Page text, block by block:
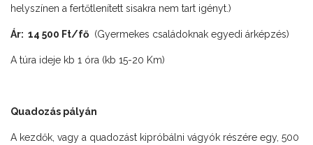
helyszínen a fertőtlenített sisakra nem tart igényt.)
Ár: 14 500 Ft/fő (Gyermekes családoknak egyedi árképzés)
A túra ideje kb 1 óra (kb 15-20 Km)
Quadozás pályán
A kezdők, vagy a quadozást kipróbálni vágyók részére egy, 500